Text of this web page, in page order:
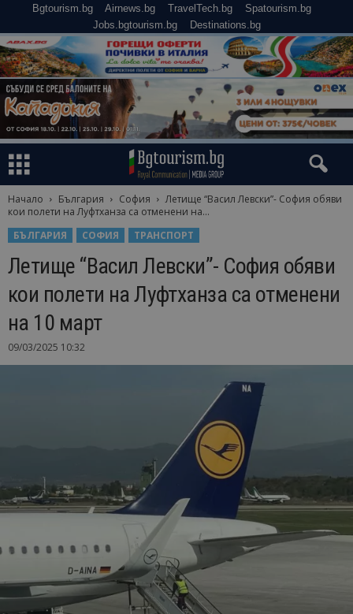
Bgtourism.bg Airnews.bg TravelTech.bg
Spatourism.bg
Jobs.bgtourism.bg
Destinations.bg
Начало България София
Летище “Васил Левски”- София обяви
кои полети на Луфтханза са отменени на...
БЪЛГАРИЯ
СОФИЯ ТРАНСПОРТ
Летище “Васил Левски”- София обяви
кои полети на Луфтханза са отменени
на 10 март
09/03/2025 10:32